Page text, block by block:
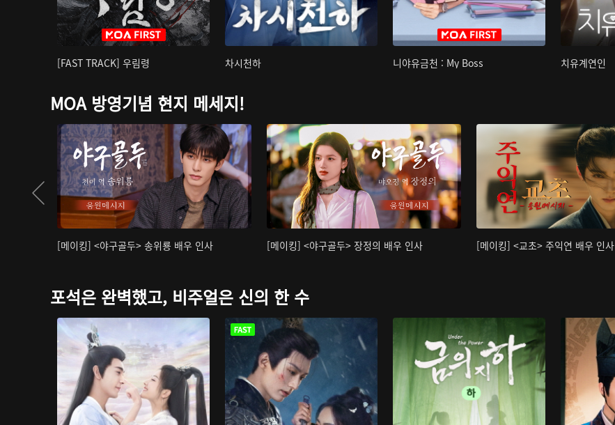
[FAST TRACK] 우림령 차시천하 니야유금천 : My Boss 치유계연인
MOA 방영기념 현지 메세지!
[메이킹] <야구골두> 송위룡 배우 인사 [메이킹] <야구골두> 장정의 배우 인사 [메이킹] <교초> 주익연 배우 인사
포석은 완벽했고, 비주얼은 신의 한 수